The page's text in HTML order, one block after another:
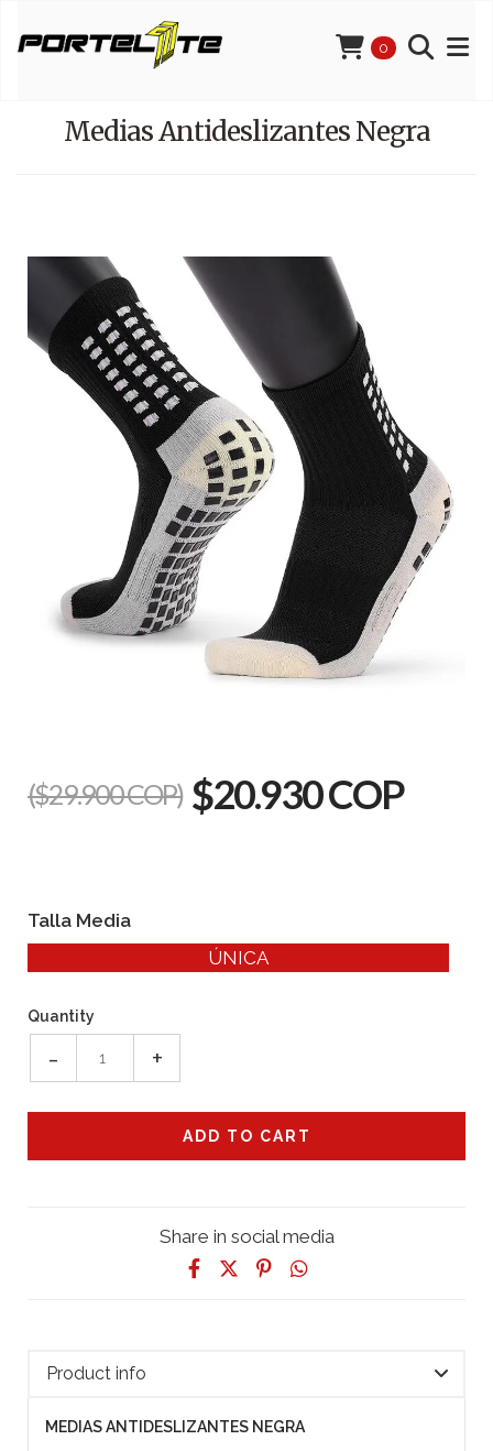
0
Medias Antideslizantes Negra
($29.900 COP) $20.930 COP
Talla Media
ÚNICA
Quantity
- +
Share in social media
Product info
MEDIAS ANTIDESLIZANTES NEGRA